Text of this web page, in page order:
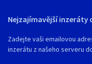
Nejzajímavější inzeráty
Zadejte vaši emailovou
inzerátu z našeho serveru